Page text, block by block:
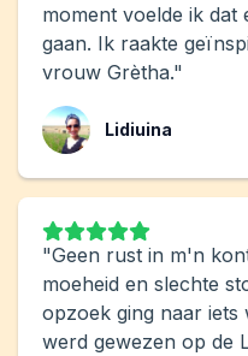
moment voelde ik
gaan. Ik raakte
vrouw Grètha."
Lidiuina
"Geen rust in m'n
moeheid en slechte
opzoek ging naar
werd gewezen op de